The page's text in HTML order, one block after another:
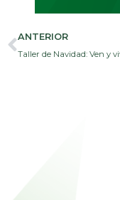
Prev
ANTERIOR
Taller de Navidad: Ven y